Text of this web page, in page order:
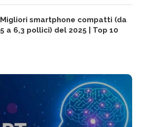
Migliori smartphone compatti (da
5 a 6,3 pollici) del 2025 | Top 10